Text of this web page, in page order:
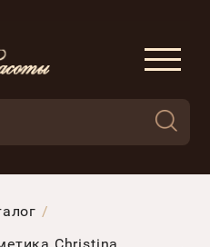
Christina